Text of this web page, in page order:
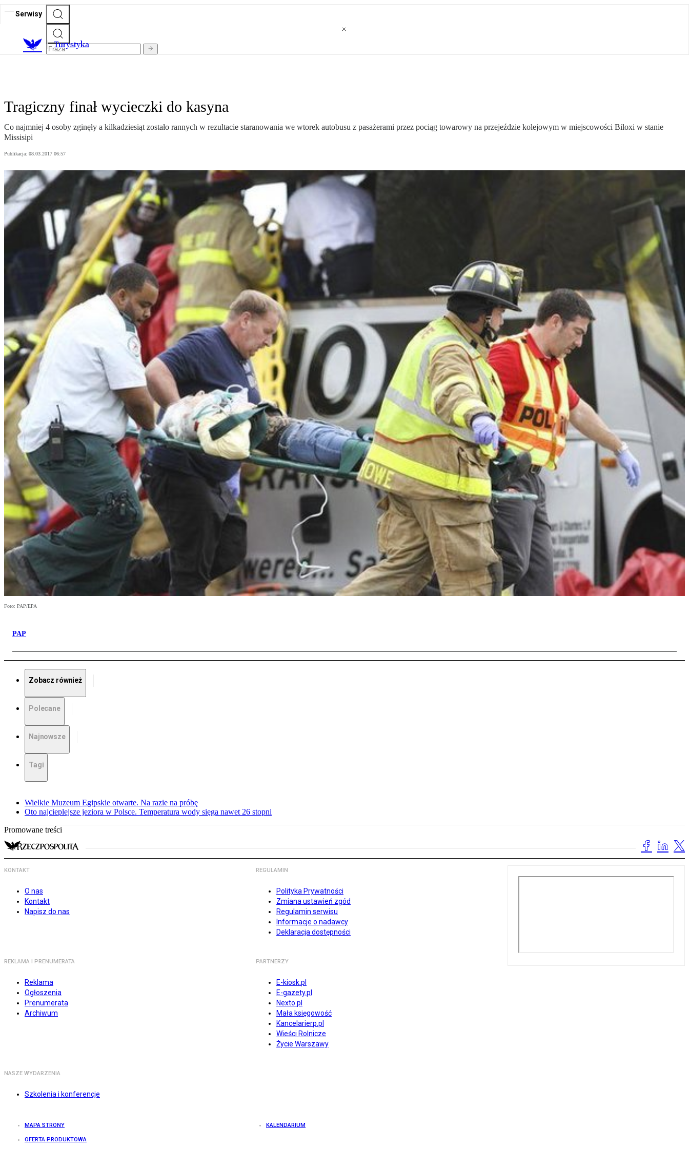
Serwisy
Turystyka
Tragiczny finał wycieczki do kasyna
Co najmniej 4 osoby zginęły a kilkadziesiąt zostało rannych w rezultacie staranowania we wtorek autobusu z pasażerami przez pociąg towarowy na przejeździe kolejowym w miejscowości Biloxi w stanie
Missisipi
Publikacja: 08.03.2017 06:57
Foto: PAP/EPA
PAP
Zobacz również
Polecane
Najnowsze
Tagi
Wielkie Muzeum Egipskie otwarte. Na razie na próbę
Oto najcieplejsze jeziora w Polsce. Temperatura wody sięga nawet 26 stopni
Promowane treści
KONTAKT
O nas
Kontakt
Napisz do nas
REGULAMIN
Polityka Prywatności
Zmiana ustawień zgód
Regulamin serwisu
Informacje o nadawcy
Deklaracja dostępności
REKLAMA I PRENUMERATA
Reklama
Ogłoszenia
Prenumerata
Archiwum
PARTNERZY
E-kiosk.pl
E-gazety.pl
Nexto.pl
Mała księgowość
Kancelarierp.pl
Wieści Rolnicze
Życie Warszawy
NASZE WYDARZENIA
Szkolenia i konferencje
MAPA STRONY KALENDARIUM
OFERTA PRODUKTOWA